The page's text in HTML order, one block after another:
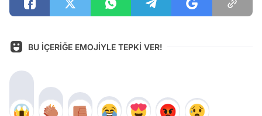
BU İÇERİĞE EMOJİYLE TEPKİ VER!